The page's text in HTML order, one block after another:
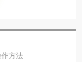
方法